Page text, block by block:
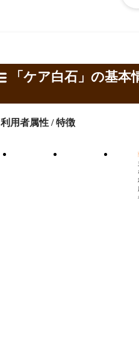
「ケア白石」の基本
利用者属性 / 特徴